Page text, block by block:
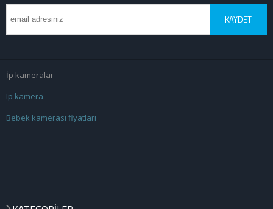
KAYDET
İp kameralar
Ip kamera
Bebek kamerası fiyatları